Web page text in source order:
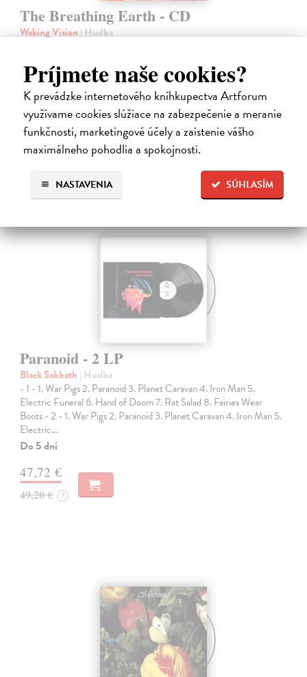
Príjmete naše cookies?
K prevádzke internetového kníhkupectva Artforum
využívame cookies slúžiace na zabezpečenie a meranie
funkčnosti, marketingové účely a zaistenie vášho
maximálneho pohodlia a spokojnosti.
SÚHLASÍM
NASTAVENIA
The Breathing Earth - CD
Waking Vision | Hudba
Shannon a bubeník Martin Valihora, spolužiaci z prestížnej Berklee
College of…
Na sklade ?
13,00 €
Paranoid - 2 LP
Black Sabbath | Hudba
- 1 - 1. War Pigs 2. Paranoid 3. Planet Caravan 4. Iron Man 5.
Electric Funeral 6. Hand of Doom 7. Rat Salad 8. Fairies Wear
Boots - 2 - 1. War Pigs 2. Paranoid 3. Planet Caravan 4. Iron Man 5.
Electric…
Do 5 dní
47,72 €
49,20 € ?